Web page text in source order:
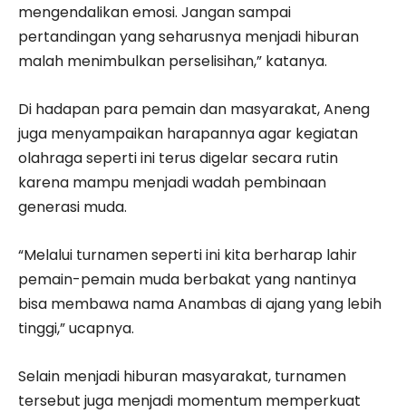
mengendalikan emosi. Jangan sampai
pertandingan yang seharusnya menjadi hiburan
malah menimbulkan perselisihan,” katanya.
Di hadapan para pemain dan masyarakat, Aneng
juga menyampaikan harapannya agar kegiatan
olahraga seperti ini terus digelar secara rutin
karena mampu menjadi wadah pembinaan
generasi muda.
“Melalui turnamen seperti ini kita berharap lahir
pemain-pemain muda berbakat yang nantinya
bisa membawa nama Anambas di ajang yang lebih
tinggi,” ucapnya.
Selain menjadi hiburan masyarakat, turnamen
tersebut juga menjadi momentum memperkuat